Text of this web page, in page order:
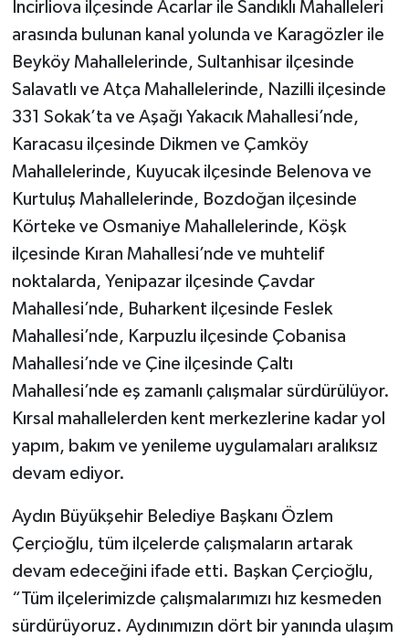
İncirliova ilçesinde Acarlar ile Sandıklı Mahalleleri
arasında bulunan kanal yolunda ve Karagözler ile
Beyköy Mahallelerinde, Sultanhisar ilçesinde
Salavatlı ve Atça Mahallelerinde, Nazilli ilçesinde
331 Sokak’ta ve Aşağı Yakacık Mahallesi’nde,
Karacasu ilçesinde Dikmen ve Çamköy
Mahallelerinde, Kuyucak ilçesinde Belenova ve
Kurtuluş Mahallelerinde, Bozdoğan ilçesinde
Körteke ve Osmaniye Mahallelerinde, Köşk
ilçesinde Kıran Mahallesi’nde ve muhtelif
noktalarda, Yenipazar ilçesinde Çavdar
Mahallesi’nde, Buharkent ilçesinde Feslek
Mahallesi’nde, Karpuzlu ilçesinde Çobanisa
Mahallesi’nde ve Çine ilçesinde Çaltı
Mahallesi’nde eş zamanlı çalışmalar sürdürülüyor.
Kırsal mahallelerden kent merkezlerine kadar yol
yapım, bakım ve yenileme uygulamaları aralıksız
devam ediyor.
Aydın Büyükşehir Belediye Başkanı Özlem
Çerçioğlu, tüm ilçelerde çalışmaların artarak
devam edeceğini ifade etti. Başkan Çerçioğlu,
“Tüm ilçelerimizde çalışmalarımızı hız kesmeden
sürdürüyoruz. Aydınımızın dört bir yanında ulaşım
DENİZLİ
İZMİR
MANİSA
MUĞLA
UŞAK
YURT